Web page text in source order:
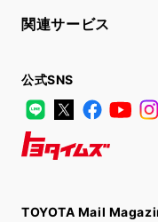
関連サービス
公式SNS
LINE
X
TOYOTA Mail